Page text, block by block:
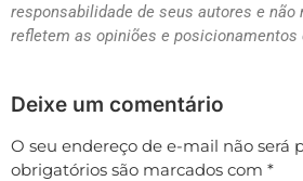
responsabilidade de seus autores e não
refletem as opiniões e posicionamentos
Deixe um comentário
O seu endereço de e-mail não será
obrigatórios são marcados com *